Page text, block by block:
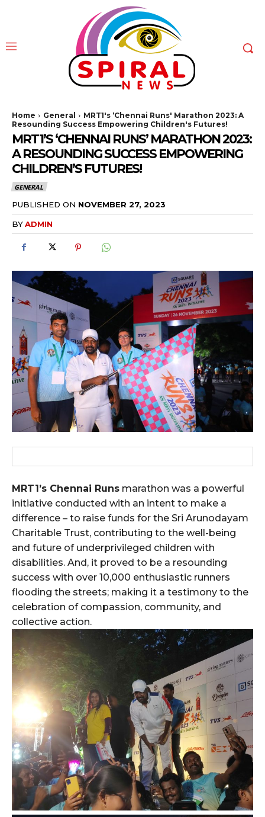
Home General
MRT1's ‘Chennai Runs' Marathon 2023: A
Resounding Success Empowering Children's Futures!
MRT1’S ‘CHENNAI RUNS’ MARATHON 2023:
A RESOUNDING SUCCESS EMPOWERING
CHILDREN’S FUTURES!
GENERAL
PUBLISHED ON NOVEMBER 27, 2023
BYADMIN
MRT1’s Chennai Runs marathon was a powerful
initiative conducted with an intent to make a
difference – to raise funds for the Sri Arunodayam
Charitable Trust, contributing to the well-being
and future of underprivileged children with
disabilities. And, it proved to be a resounding
success with over 10,000 enthusiastic runners
flooding the streets; making it a testimony to the
celebration of compassion, community, and
collective action.